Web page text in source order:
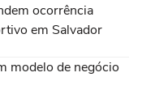
ocorrência
em Salvador
modelo de negócio